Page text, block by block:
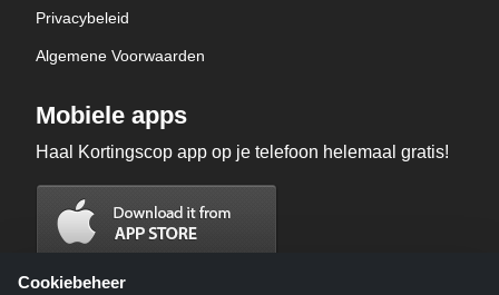
Privacybeleid
Algemene Voorwaarden
Mobiele apps
Haal Kortingscop app op je telefoon helemaal gratis!
Cookiebeheer